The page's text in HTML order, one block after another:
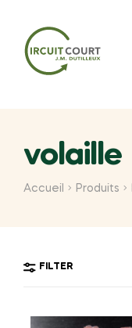
volaille
Accueil Produits
FILTER